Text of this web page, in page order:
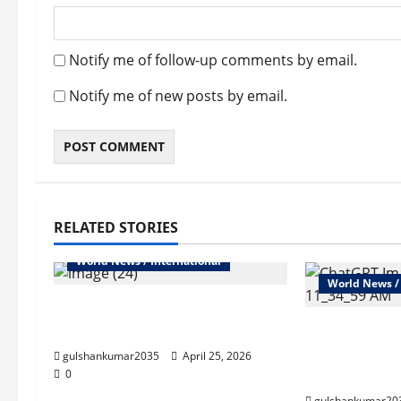
Notify me of follow-up comments by email.
Notify me of new posts by email.
RELATED STORIES
World News / International
gulshankumar2035
April 25, 2026
0
World News